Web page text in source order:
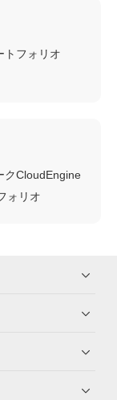
トフォリオ
クCloudEngine
ォリオ